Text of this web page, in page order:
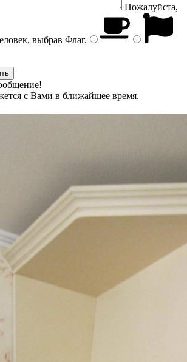
Пожалуйста,
выбрав Флаг.
с Вами в ближайшее время.